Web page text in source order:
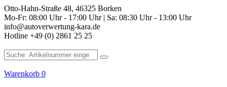
Otto-Hahn-Straße 48, 46325 Borken
Mo-Fr: 08:00 Uhr - 17:00 Uhr | Sa: 08:30 Uhr - 13:00 Uhr
info@autoverwertung-kara.de
Hotline +49 (0) 2861 25 25
Warenkorb 0